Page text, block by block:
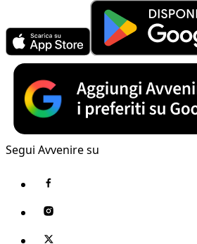
Segui Avvenire su